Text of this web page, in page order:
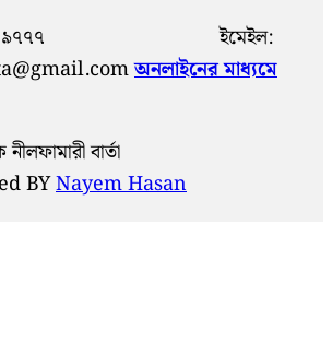
ইমেইল:
অনলাইনের মাধ্যমে
বার্তা
BYNayem Hasan